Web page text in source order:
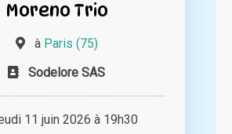
Moreno Trio
à Paris (75)
Sodelore SAS
11 juin 2026 à 19h30